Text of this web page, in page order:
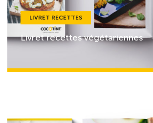
LIVRET RECETTES
Livret recettes végétariennes